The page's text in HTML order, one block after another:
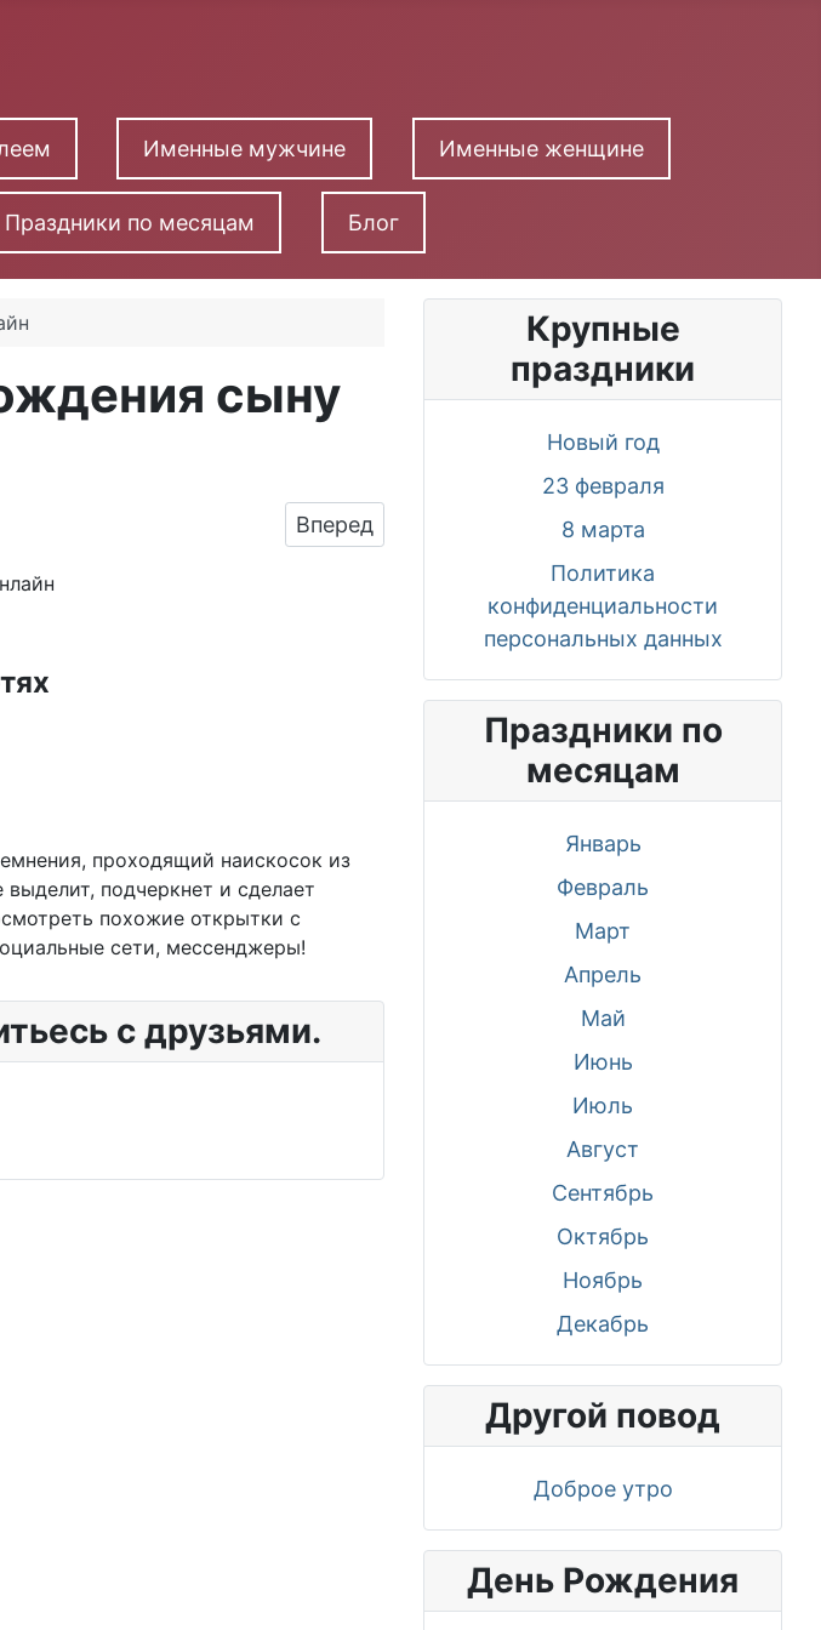
Именные мужчине Именные женщине
Праздники по месяцам Блог
сыну
Следующий: Поздравить сына именинника в
Вперед
проходящий наискосок из
подчеркнет и сделает
похожие открытки с
сети, мессенджеры!
с друзьями.
Крупные
праздники
Новый год
23 февраля
8 марта
Политика
конфиденциальности
персональных данных
Праздники по
месяцам
Январь
Февраль
Март
Апрель
Май
Июнь
Июль
Август
Сентябрь
Октябрь
Ноябрь
Декабрь
Другой повод
Доброе утро
День Рождения